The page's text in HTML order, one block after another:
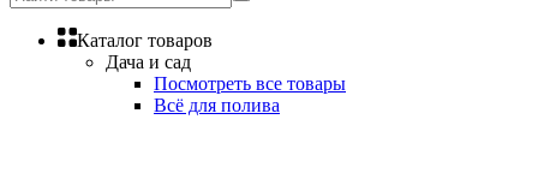
Каталог товаров
Дача и сад
Посмотреть все товары
Всё для полива